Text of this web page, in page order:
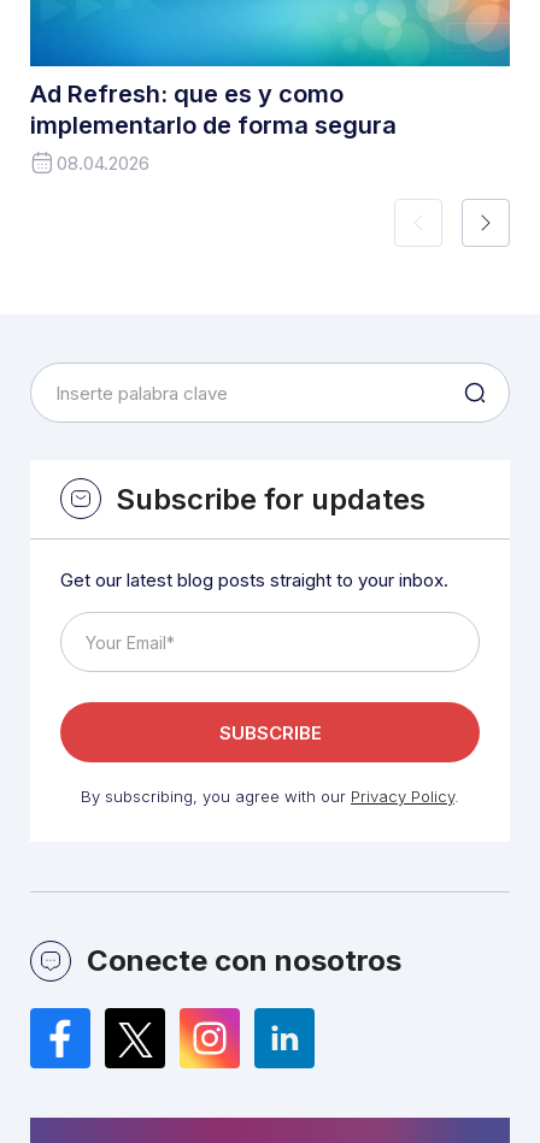
Ad Refresh: que es y como
implementarlo de forma segura
08.04.2026
Subscribe for updates
Get our latest blog posts straight to your inbox.
By subscribing, you agree with our Privacy Policy.
Conecte con nosotros
Facebook
TwitterInstagramLinkedIn